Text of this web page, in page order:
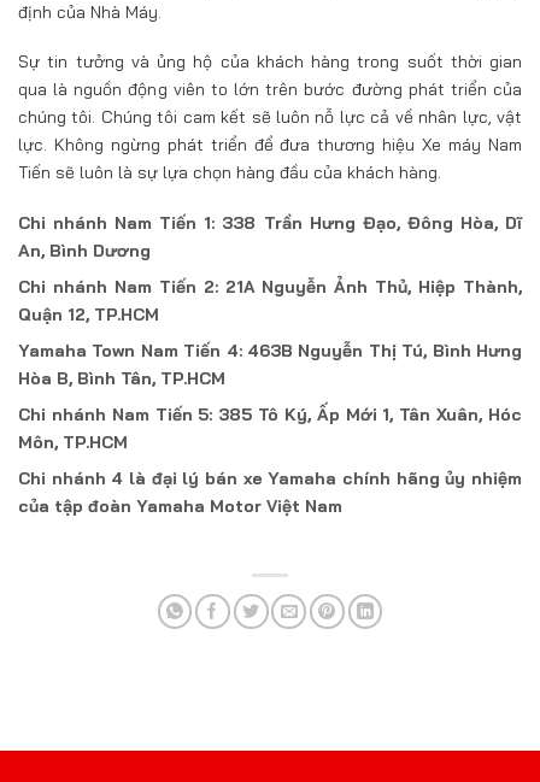
định của Nhà Máy.
Sự tin tưởng và ủng hộ của khách hàng trong suốt thời gian
qua là nguồn động viên to lớn trên bước đường phát triển của
chúng tôi. Chúng tôi cam kết sẽ luôn nỗ lực cả về nhân lực, vật
lực. Không ngừng phát triển để đưa thương hiệu Xe máy Nam
Tiến sẽ luôn là sự lựa chọn hàng đầu của khách hàng.
Chi nhánh Nam Tiến 1: 338 Trần Hưng Đạo, Đông Hòa, Dĩ
An, Bình Dương
Chi nhánh Nam Tiến 2: 21A Nguyễn Ảnh Thủ, Hiệp Thành,
Quận 12, TP.HCM
Yamaha Town Nam Tiến 4: 463B Nguyễn Thị Tú, Bình Hưng
Hòa B, Bình Tân, TP.HCM
Chi nhánh Nam Tiến 5: 385 Tô Ký, Ấp Mới 1, Tân Xuân, Hóc
Môn, TP.HCM
Chi nhánh 4 là đại lý bán xe Yamaha chính hãng ủy nhiệm
của tập đoàn Yamaha Motor Việt Nam